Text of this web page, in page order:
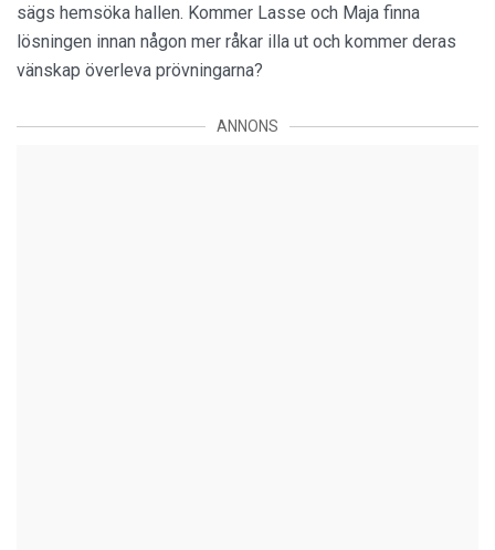
sägs hemsöka hallen. Kommer Lasse och Maja finna
lösningen innan någon mer råkar illa ut och kommer deras
vänskap överleva prövningarna?
ANNONS